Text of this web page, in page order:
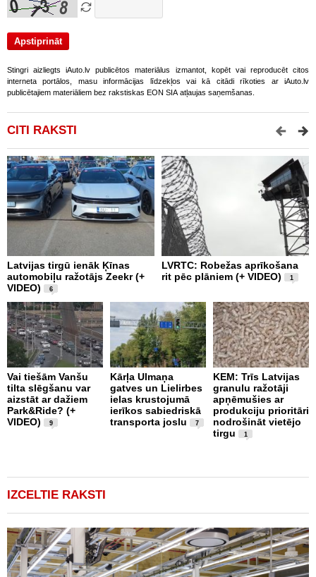
Stingri aizliegts iAuto.lv publicētos materiālus izmantot, kopēt vai reproducēt citos
interneta portālos, masu informācijas līdzekļos vai kā citādi rīkoties ar iAuto.lv
publicētajiem materiāliem bez rakstiskas EON SIA atļaujas saņemšanas.
CITI RAKSTI
Latvijas tirgū ienāk Ķīnas
automobiļu ražotājs Zeekr (+
VIDEO)
6
LVRTC: Robežas aprīkošana
rit pēc plāniem (+ VIDEO)
1
Vai tiešām Vanšu
tilta slēgšanu var
aizstāt ar dažiem
Park&Ride? (+
VIDEO)
9
Kārļa Ulmaņa
gatves un Lielirbes
ielas krustojumā
ierīkos sabiedriskā
transporta joslu
7
KEM: Trīs Latvijas
granulu ražotāji
apņēmušies ar
produkciju prioritāri
nodrošināt vietējo
tirgu
1
IZCELTIE RAKSTI